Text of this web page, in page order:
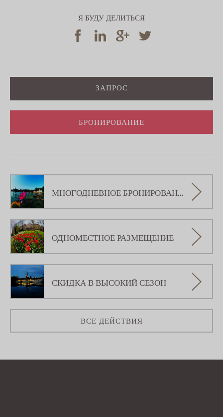
Я БУДУ ДЕЛИТЬСЯ
ЗАПРОС
БРОНИРОВАНИЕ
МНОГОДНЕВНОЕ БРОНИРОВАНИЕ
ОДНОМЕСТНОЕ РАЗМЕЩЕНИЕ
СКИДКА В ВЫСОКИЙ СЕЗОН
ВСЕ ДЕЙСТВИЯ